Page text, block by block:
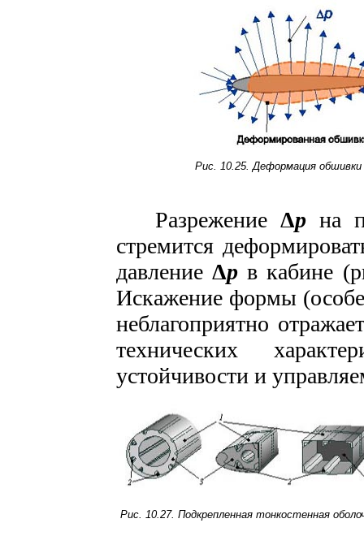
Рис. 10.25. Деформация обшивки
Разрежение Δp на
стремится
давлениеΔp в кабине
Искажение формы
неблагоприятно
технических
устойчивости и
Рис. 10.27. Подкрепленная тонкостенная